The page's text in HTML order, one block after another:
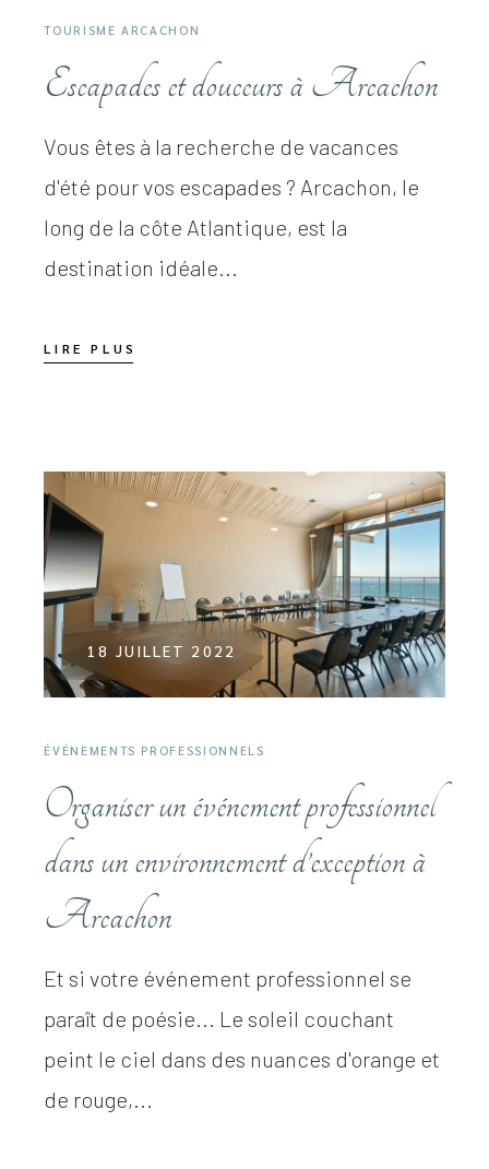
TOURISME ARCACHON
Escapades et douceurs à Arcachon
Vous êtes à la recherche de vacances
d'été pour vos escapades ? Arcachon, le
long de la côte Atlantique, est la
destination idéale...
LIRE PLUS
18 JUILLET 2022
ÉVÉNEMENTS PROFESSIONNELS
Organiser un événement professionnel
dans un environnement d’exception à
Arcachon
Et si votre événement professionnel se
paraît de poésie... Le soleil couchant
peint le ciel dans des nuances d'orange et
de rouge,...